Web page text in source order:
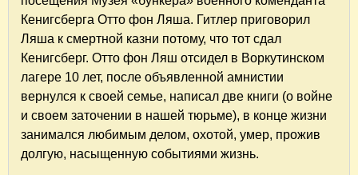
Кенигсберга Отто фон Ляша. Гитлер приговорил
Ляша к смертной казни потому, что тот сдал
Кенигсберг. Отто фон Ляш отсидел в Воркутинском
лагере 10 лет, после объявленной амнистии
вернулся к своей семье, написал две книги (о войне
и своем заточении в нашей тюрьме), в конце жизни
занимался любимым делом, охотой, умер, прожив
долгую, насыщенную событиями жизнь.